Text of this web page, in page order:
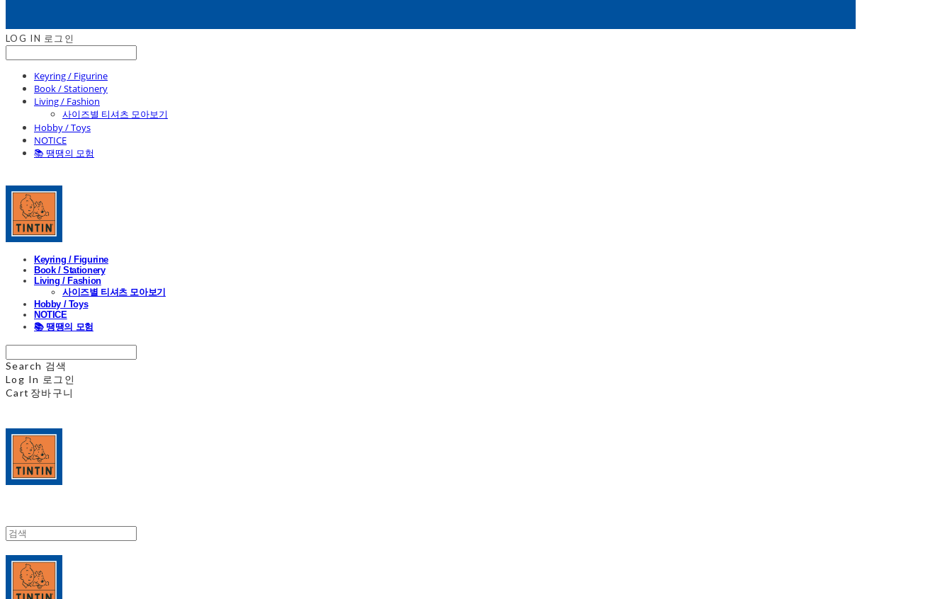
LOG IN 로그인
Keyring / Figurine
Book / Stationery
Living / Fashion
사이즈별 티셔츠 모아보기
Hobby / Toys
NOTICE
📚 땡땡의 모험
Keyring / Figurine
Book / Stationery
Living / Fashion
사이즈별 티셔츠 모아보기
Hobby / Toys
NOTICE
📚 땡땡의 모험
Search 검색
Log In 로그인
Cart 장바구니